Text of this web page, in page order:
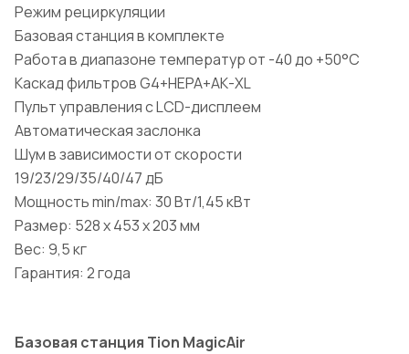
Режим рециркуляции
Базовая станция в комплекте
Работа в диапазоне температур от -40 до +50°С
Каскад фильтров G4+HEPA+АК-XL
Пульт управления с LCD-дисплеем
Автоматическая заслонка
Шум в зависимости от скорости
19/23/29/35/40/47 дБ
Мощность min/max: 30 Вт/1,45 кВт
Размер: 528 х 453 х 203 мм
Вес: 9,5 кг
Гарантия: 2 года
Базовая станция Tion MagicAir